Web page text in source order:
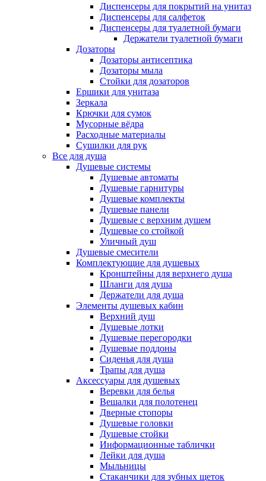
Диспенсеры для покрытий на унитаз
Диспенсеры для салфеток
Диспенсеры для туалетной бумаги
Держатели туалетной бумаги
Дозаторы
Дозаторы антисептика
Дозаторы мыла
Стойки для дозаторов
Ершики для унитаза
Зеркала
Крючки для сумок
Мусорные вёдра
Расходные материалы
Сушилки для рук
Все для душа
Душевые системы
Душевые автоматы
Душевые гарнитуры
Душевые комплекты
Душевые панели
Душевые с верхним душем
Душевые со стойкой
Уличный душ
Душевые смесители
Комплектующие для душевых
Кронштейны для верхнего душа
Шланги для душа
Держатели для душа
Элементы душевых кабин
Верхний душ
Душевые лотки
Душевые перегородки
Душевые поддоны
Сиденья для душа
Трапы для душа
Аксессуары для душевых
Веревки для белья
Вешалки для полотенец
Дверные стопоры
Душевые головки
Душевые стойки
Информационные таблички
Лейки для душа
Мыльницы
Стаканчики для зубных щеток